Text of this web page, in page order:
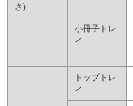
さ)
小冊子トレ
イ
トップトレ
イ